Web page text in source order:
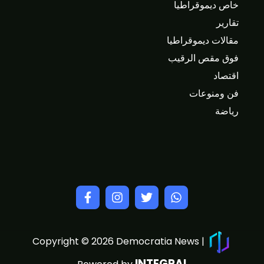
خاص ديموقراطيا
تقارير
مقالات ديموقراطيا
فوق مقص الرقيب
اقتصاد
فن ومنوعات
رياضة